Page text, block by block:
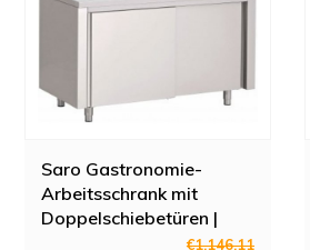
Saro Gastronomie-
Arbeitsschrank mit
Doppelschiebetüren |
100x70x(H)85cm€1.146,11